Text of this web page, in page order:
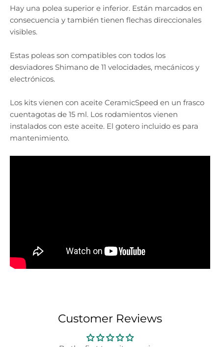
Hay una polea superior e inferior. Están marcados en
consecuencia y también tienen flechas direccionales
visibles.
Estas poleas son compatibles con todos los
desviadores Shimano de 11 velocidades, mecánicos y
electrónicos.
Los kits vienen con aceite CeramicSpeed ​​en un frasco
cuentagotas de 15 ml. Los rodamientos vienen
instalados con este aceite. El gotero incluido es para
mantenimiento.
Customer Reviews